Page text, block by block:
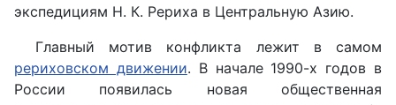
экспедициям Н. К. Рериха в Центральную Азию.
Главный мотив конфликта лежит в самом
рериховском движении. В начале 1990-х годов в
России появилась новая общественная